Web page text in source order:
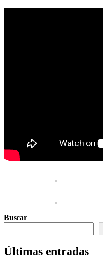
Buscar
Últimas entradas